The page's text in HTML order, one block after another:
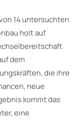
14 untersuchten
holt auf.
dem
die ihre
neue
kommt das
eine